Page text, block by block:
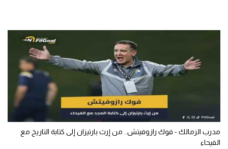
مدرب الزمالك - فوك رازوفيتش.. من إرث بارتيزان إلى كتابة التاريخ مع
الفيحاء